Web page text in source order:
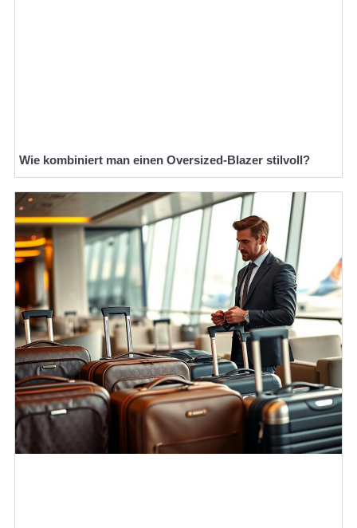
Wie kombiniert man einen Oversized-Blazer stilvoll?